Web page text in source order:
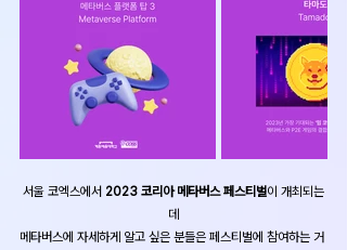
서울 코엑스에서 2023 코리아 메타버스 페스티벌이 개최되는
데
메타버스에 자세하게 알고 싶은 분들은 페스티벌에 참여하는 거